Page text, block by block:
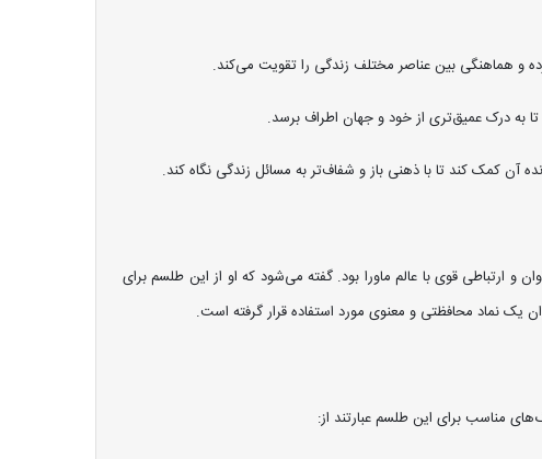
و هماهنگی بین عناصر مختلف زندگی را تقویت می‌کند.
به درک عمیق‌تری از خود و جهان اطراف برسد.
کمک کند تا با ذهنی باز و شفاف‌تر به مسائل زندگی نگاه کند.
و ارتباطی قوی با عالم ماورا بود. گفته می‌شود که او از این طلسم برای
نماد محافظتی و معنوی مورد استفاده قرار گرفته است.
مناسب برای این طلسم عبارتند از: